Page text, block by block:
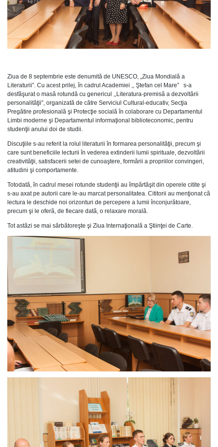
Ziua de 8 septembrie este denumită de UNESCO, „Ziua Mondială a
Literaturii”. Cu acest prilej, în cadrul Academiei ,, Ştefan cel Mare” s-a
desfăşurat o masă rotundă cu genericul ,,Literatura-premisă a dezvoltării
personalităţii”, organizată de către Serviciul Cultural-educativ, Secţia
Pregătire profesională şi Protecţie socială în colaborare cu Departamentul
Limbi moderne şi Departamentul informaţional biblioteconomic, pentru
studenţii anului doi de studii.
Discuţiile s-au referit la rolul literaturii în formarea personalităţii, precum şi
care sunt beneficiile lecturii în vederea extinderii lumii spirituale, dezvoltării
creativităţii, satisfacerii setei de cunoaştere, formării a propriilor convingeri,
atitudini şi comportamente.
Totodată, în cadrul mesei rotunde studenţii au împărtăşit din operele citite şi
s-au axat pe autorii care le-au marcat personalitatea. Cititorii au menţionat că
lectura le deschide noi orizonturi de percepere a lumii înconjurătoare,
precum şi le oferă, de fiecare dată, o relaxare morală.
Tot astăzi se mai sărbătoreşte şi Ziua Internaţională a Ştiinţei de Carte.